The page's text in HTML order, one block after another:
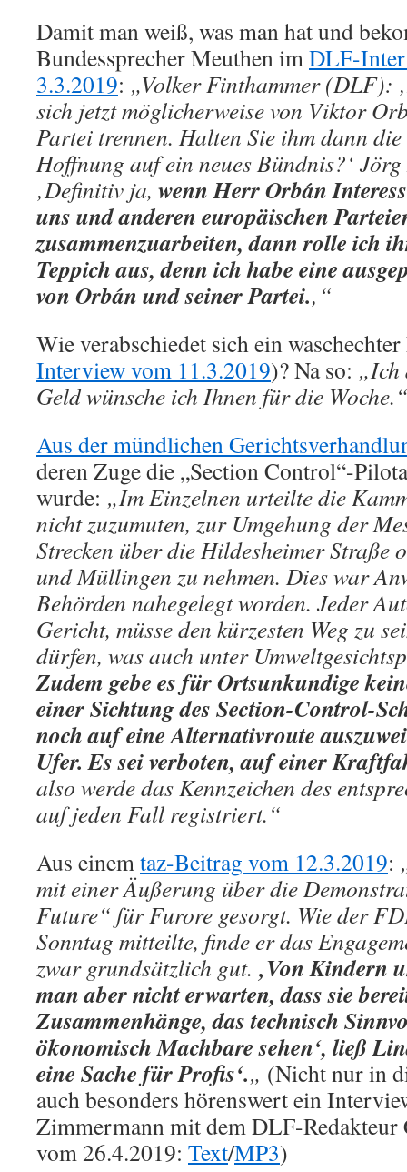
Damit man weiß, was man hat und
Bundessprecher Meuthen imDLF-
3.3.2019: „Volker Finthammer (DLF):
sich jetzt möglicherweise von Viktor
Partei trennen. Halten Sie ihm dann
Hoffnung auf ein neues Bündnis?‘
‚Definitiv ja, wenn Herr Orbán
uns und anderen europäischen
zusammenzuarbeiten, dann rolle ich
Teppich aus, denn ich habe eine
von Orbán und seiner Partei.‚“
Wie verabschiedet sich ein
Interview vom 11.3.2019)? Na so: „Ich
Geld wünsche ich Ihnen für die Woche.“
Aus der mündlichen
deren Zuge die „Section Control“-
wurde: „Im Einzelnen urteilte die
nicht zuzumuten, zur Umgehung der
Strecken über die Hildesheimer Straße
und Müllingen zu nehmen. Dies war
Behörden nahegelegt worden. Jeder
Gericht, müsse den kürzesten Weg zu
dürfen, was auch unter
Zudem gebe es für Ortsunkundige
einer Sichtung des Section-Control-
noch auf eine Alternativroute
Ufer. Es sei verboten, auf einer
also werde das Kennzeichen des
auf jeden Fall registriert.“
Aus einemtaz-Beitrag vom 12.3.2019:
mit einer Äußerung über die
Future“ für Furore gesorgt. Wie der
Sonntag mitteilte, finde er das
zwar grundsätzlich gut. ‚Von Kindern
man aber nicht erwarten, dass sie
Zusammenhänge, das technisch
ökonomisch Machbare sehen‘, ließ
eine Sache für Profis‘.„ (Nicht nur in
auch besonders hörenswert ein
Zimmermann mit dem DLF-Redakteur
vom 26.4.2019: Text/MP3)